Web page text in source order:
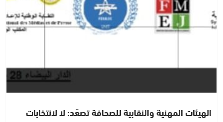
الهيئات المهنية والنقابية للصحافة تصعّد: لا لانتخابات